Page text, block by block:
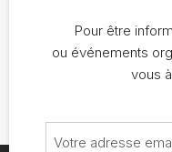
Pour être
ou événements
vous